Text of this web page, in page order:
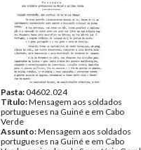
Pasta:04602.024
Título:Mensagem aos soldados
portugueses na Guiné e em Cabo
Verde
Assunto:Mensagem aos soldados
portugueses na Guiné e em Cabo